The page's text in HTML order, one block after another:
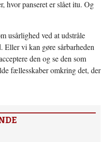
hvor panseret er slået itu. Og
usårlighed ved at udstråle
vi kan gøre sårbarheden
den og se den som
fællesskaber omkring det, der